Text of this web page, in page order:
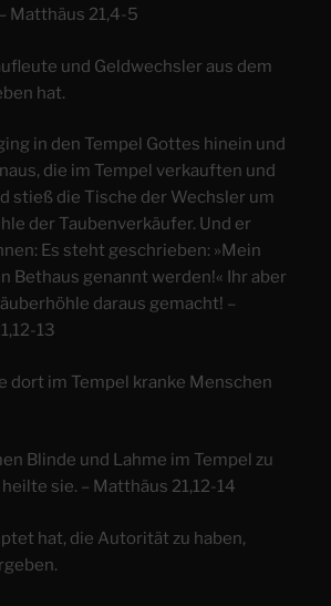
Matthäus 21,4-5
und Geldwechsler aus dem
hat.
in den Tempel Gottes hinein und
die im Tempel verkauften und
stieß die Tische der Wechsler um
der Taubenverkäufer. Und er
Es steht geschrieben: »Mein
Bethaus genannt werden!« Ihr aber
daraus gemacht! –
13
dort im Tempel kranke Menschen
Blinde und Lahme im Tempel zu
sie. – Matthäus 21,12-14
hat, die Autorität zu haben,